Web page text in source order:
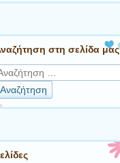
στη σελίδα μας